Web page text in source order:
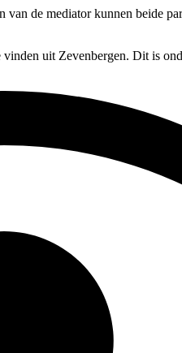
de mediator kunnen beide
uit Zevenbergen. Dit is